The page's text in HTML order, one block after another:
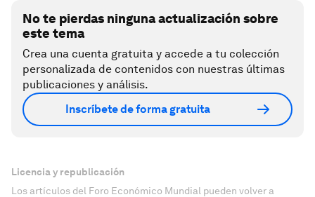
No te pierdas ninguna actualización sobre
este tema
Crea una cuenta gratuita y accede a tu colección
personalizada de contenidos con nuestras últimas
publicaciones y análisis.
Inscríbete de forma gratuita
Licencia y republicación
Los artículos del Foro Económico Mundial pueden volver a